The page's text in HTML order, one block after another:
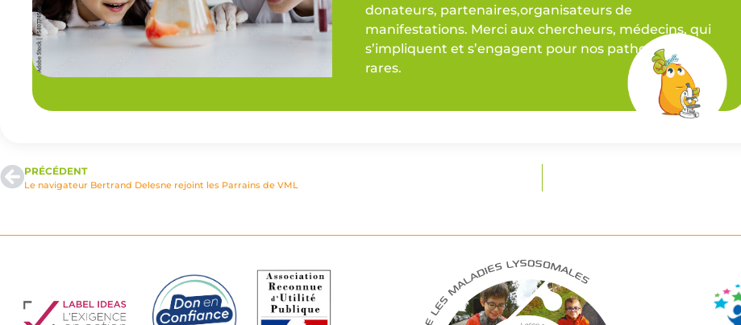
donateurs, partenaires,organisateurs de
manifestations. Merci aux chercheurs, médecins, qui
s’impliquent et s’engagent pour nos pathologies
rares.
PRÉCÉDENT
Le navigateur Bertrand Delesne rejoint les Parrains de VML